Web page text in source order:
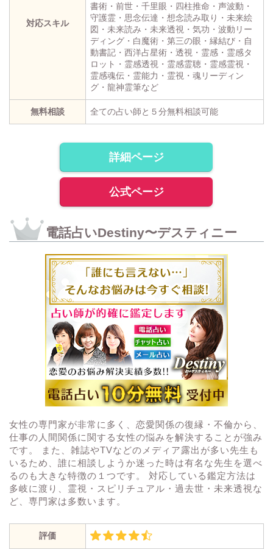
対応スキル
書術・前世・千里眼・四柱推命・声波動・
守護霊・思念伝達・想念読み取り・未来絵
図・未来読み・未来透視・気功・波動リー
ディング・白魔術・第三の眼・縁結び・自
動書記・西洋占星術・透視・霊感・霊感タ
ロット・霊感透視・霊感霊聴・霊感霊視・
霊感魂伝・霊能力・霊視・魂リーディン
グ・龍神霊筆など
無料相談 全ての占い師と５分無料相談可能
詳細ページ
公式ページ
電話占いDestiny〜デスティニー
女性の専門家が非常に多く、恋愛関係の復縁・不倫から、
仕事の人間関係に関する女性の悩みを解決することが強み
です。 また、雑誌やTVなどのメディア露出が多い先生も
いるため、誰に相談しようか迷った時は有名な先生を選べ
るのも大きな特徴の１つです。 対応している鑑定方法は
多岐に渡り、霊視・スピリチュアル・過去世・未来透視な
ど、専門家は多数います。
評価